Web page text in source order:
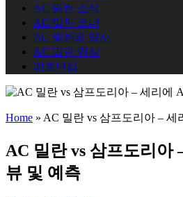
AC 밀란 소식
AC 밀란 코너
AC 밀란의 역사
AC 밀란 영상
파트너십
Home » AC 밀란 vs 삼프도리아 – 세
AC 밀란 vs 삼프도리아
뷰 및 예측